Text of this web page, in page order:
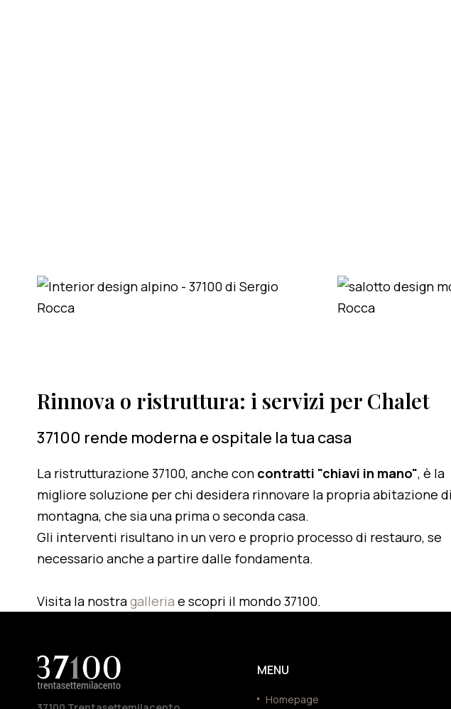
Rinnova o ristruttura: i servizi per Chalet
37100 rende moderna e ospitale la tua casa
La ristrutturazione 37100, anche con contratti "chiavi in mano", è la
migliore soluzione per chi desidera rinnovare la propria abitazione di
montagna, che sia una prima o seconda casa.
Gli interventi risultano in un vero e proprio processo di restauro, se
necessario anche a partire dalle fondamenta.
Visita la nostragalleria e scopri il mondo 37100.
MENU
Homepage